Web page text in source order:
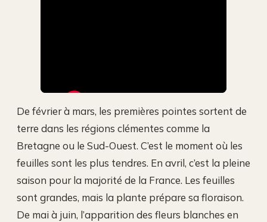
De février à mars, les premières pointes sortent de
terre dans les régions clémentes comme la
Bretagne ou le Sud-Ouest. C’est le moment où les
feuilles sont les plus tendres. En avril, c’est la pleine
saison pour la majorité de la France. Les feuilles
sont grandes, mais la plante prépare sa floraison.
De mai à juin, l’apparition des fleurs blanches en